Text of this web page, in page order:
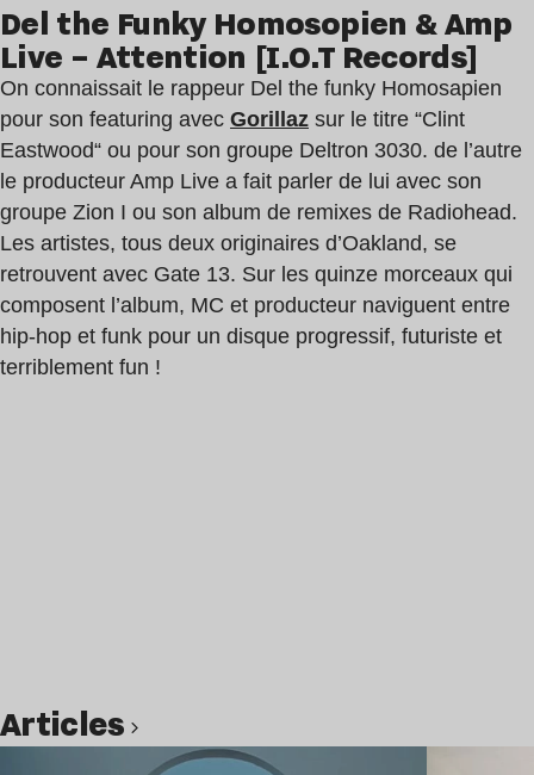
Del the Funky Homosopien & Amp
Live – Attention [I.O.T Records]
On connaissait le rappeur Del the funky Homosapien
pour son featuring avec Gorillaz sur le titre “Clint
Eastwood“ ou pour son groupe Deltron 3030. de l’autre
le producteur Amp Live a fait parler de lui avec son
groupe Zion I ou son album de remixes de Radiohead.
Les artistes, tous deux originaires d’Oakland, se
retrouvent avec Gate 13. Sur les quinze morceaux qui
composent l’album, MC et producteur naviguent entre
hip-hop et funk pour un disque progressif, futuriste et
terriblement fun !
Articles